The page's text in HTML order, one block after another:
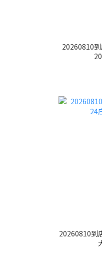
20260810
20260810到